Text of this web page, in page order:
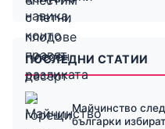
ПОСЛЕДНИ СТАТИИ
Майчинство
българки